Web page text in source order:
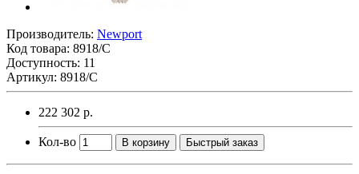
Производитель: Newport
Код товара: 8918/C
Доступность: 11
Артикул: 8918/C
222 302 р.
Кол-во В корзину Быстрый заказ